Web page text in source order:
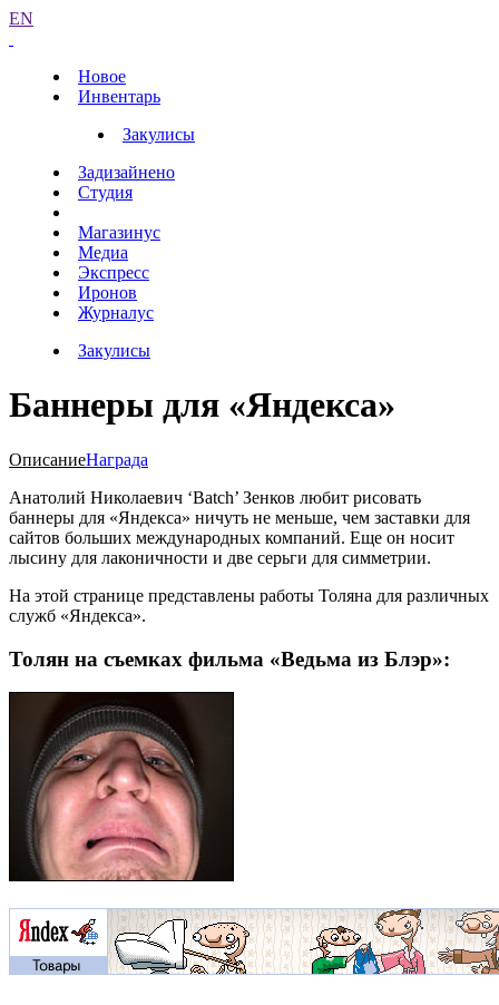
EN
Новое
Инвентарь
Закулисы
Задизайнено
Студия
Магазинус
Медиа
Экспресс
Иронов
Журналус
Закулисы
Баннеры для «Яндекса»
ОписаниеНаграда
Анатолий Николаевич ‘Batch’ Зенков любит рисовать
баннеры для «Яндекса» ничуть не меньше, чем заставки для
сайтов больших международных компаний. Еще он носит
лысину для лаконичности и две серьги для симметрии.
На этой странице представлены работы Толяна для различных
служб «Яндекса».
Толян на съемках фильма «Ведьма из Блэр»: